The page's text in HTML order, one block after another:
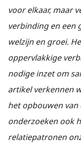
voor elkaar, maar
verbinding en een
welzijn en groei.
oppervlakkige
nodige inzet om
artikel verkennen
het opbouwen van
onderzoeken ook
relatiepatronen